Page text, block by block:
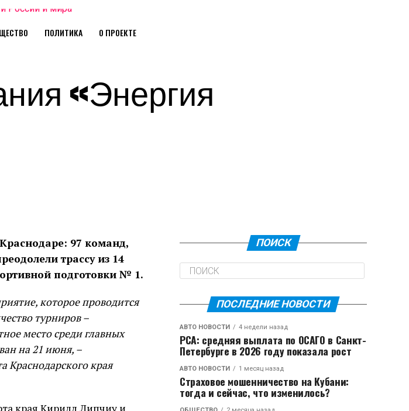
ПОЛИТИКА О ПРОЕКТЕ
«Энергия
97 команд,
трассу из 14
подготовки № 1.
которое проводится
турниров –
место среди главных
на 21 июня, –
Краснодарского края
ПОИСК
ПОСЛЕДНИЕ НОВОСТИ
АВТО НОВОСТИ 4 недели назад
РСА: средняя выплата по ОСАГО в Санкт-
Петербурге в 2026 году показала рост
АВТО НОВОСТИ 1 месяц назад
Страховое мошенничество на Кубани:
тогда и сейчас, что изменилось?